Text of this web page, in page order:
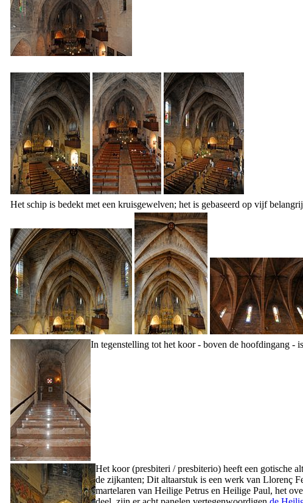
Het schip is bedekt met een kruisgewelven; het is gebaseerd op vijf
In tegenstelling tot het koor - boven de hoofdingang -
Het koor (presbiteri /presbiterio) heeft een gotische
de zijkanten; Dit altaarstuk is een werk van Llorenç
martelaren van Heilige Petrus en Heilige Paul, het